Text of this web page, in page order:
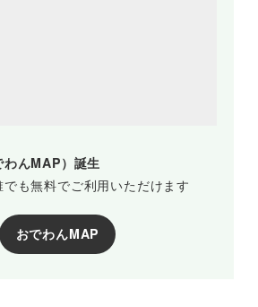
んMAP）誕生
も無料でご利用いただけます
おでわんMAP